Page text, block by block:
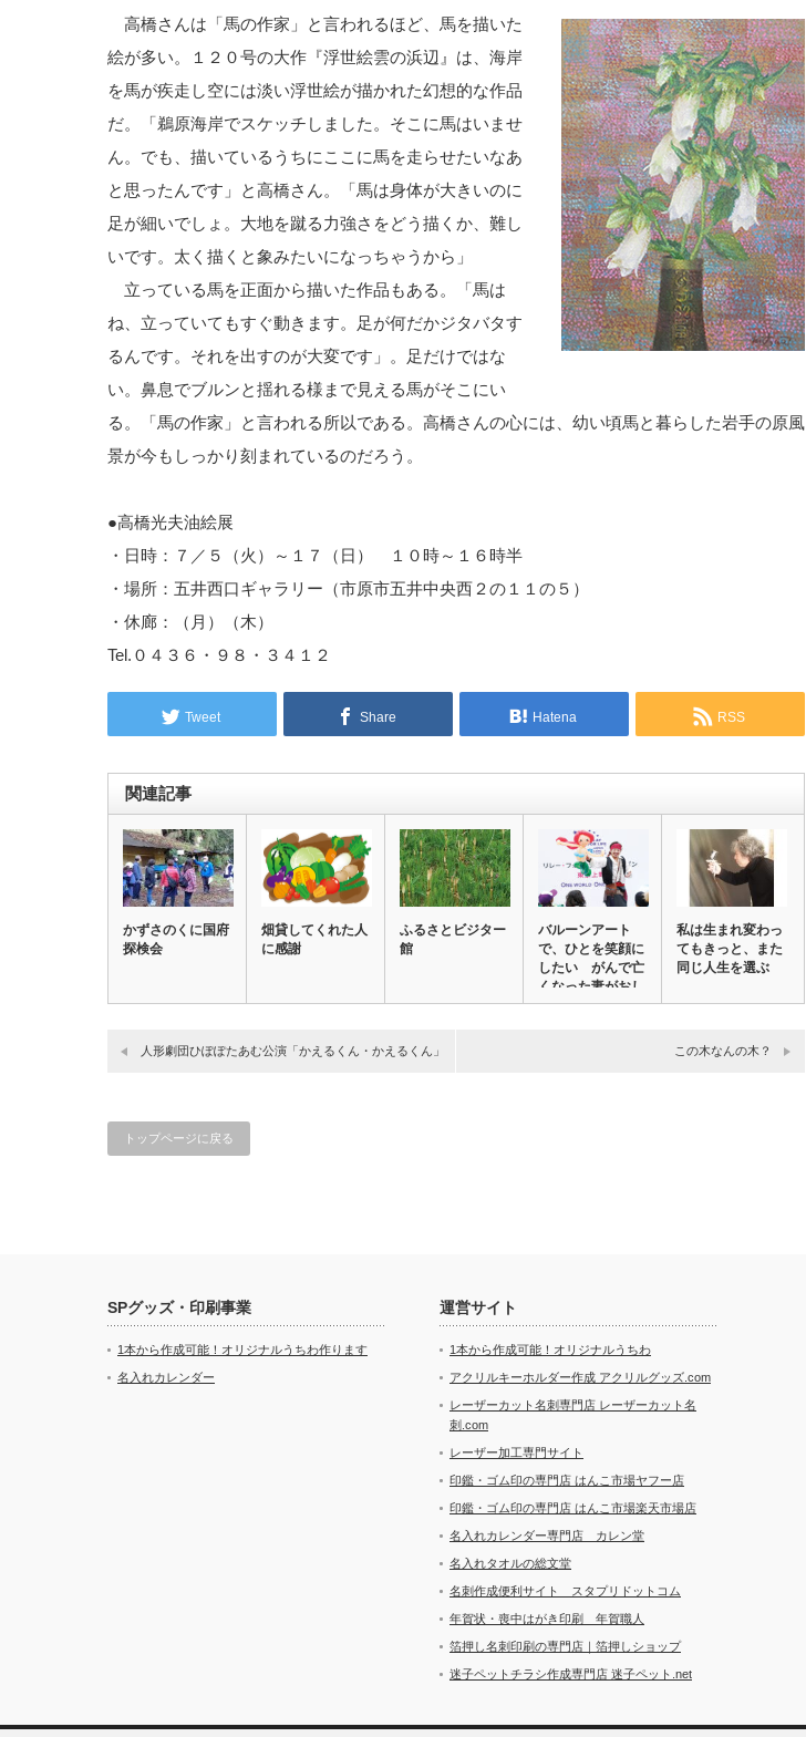
高橋さんは「馬の作家」と言われるほど、馬を描いた
絵が多い。１２０号の大作『浮世絵雲の浜辺』は、海岸
を馬が疾走し空には淡い浮世絵が描かれた幻想的な作品
だ。「鵜原海岸でスケッチしました。そこに馬はいませ
ん。でも、描いているうちにここに馬を走らせたいなあ
と思ったんです」と高橋さん。「馬は身体が大きいのに
足が細いでしょ。大地を蹴る力強さをどう描くか、難し
いです。太く描くと象みたいになっちゃうから」
立っている馬を正面から描いた作品もある。「馬は
ね、立っていてもすぐ動きます。足が何だかジタバタす
るんです。それを出すのが大変です」。足だけではな
い。鼻息でブルンと揺れる様まで見える馬がそこにい
る。「馬の作家」と言われる所以である。高橋さんの心には、幼い頃馬と暮らした岩手の原風
景が今もしっかり刻まれているのだろう。
●高橋光夫油絵展
・日時：７／５（火）～１７（日） １０時～１６時半
・場所：五井西口ギャラリー（市原市五井中央西２の１１の５）
・休廊：（月）（木）
Tel.０４３６・９８・３４１２
Tweet Share Hatena RSS
関連記事
かずさのくに国府
探検会
畑貸してくれた人
に感謝
ふるさとビジター
館
バルーンアート
で、ひとを笑顔に
したい がんで亡
くなった妻がおし
え…
私は生まれ変わっ
てもきっと、また
同じ人生を選ぶ
人形劇団ひぽぽたあむ公演「かえるくん・かえるくん」 この木なんの木？
トップページに戻る
SPグッズ・印刷事業
1本から作成可能！オリジナルうちわ作ります
名入れカレンダー
運営サイト
1本から作成可能！オリジナルうちわ
アクリルキーホルダー作成 アクリルグッズ.com
レーザーカット名刺専門店 レーザーカット名
刺.com
レーザー加工専門サイト
印鑑・ゴム印の専門店 はんこ市場ヤフー店
印鑑・ゴム印の専門店 はんこ市場楽天市場店
名入れカレンダー専門店 カレン堂
名入れタオルの総文堂
名刺作成便利サイト スタプリドットコム
年賀状・喪中はがき印刷 年賀職人
箔押し名刺印刷の専門店｜箔押しショップ
迷子ペットチラシ作成専門店 迷子ペット.net